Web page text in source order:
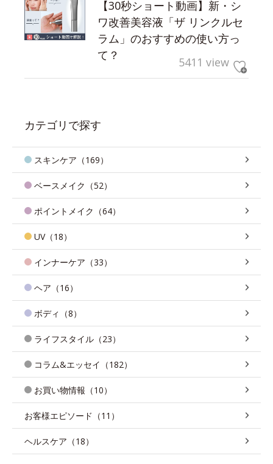
【30秒ショート動画】新・シ
ワ改善美容液「ザ リンクルセ
ラム」のおすすめの使い方っ
て？
5411 view
カテゴリで探す
スキンケア（169）
ベースメイク（52）
ポイントメイク（64）
UV（18）
インナーケア（33）
ヘア（16）
ボディ（8）
ライフスタイル（23）
コラム&エッセイ（182）
お買い物情報（10）
お客様エピソード（11）
ヘルスケア（18）